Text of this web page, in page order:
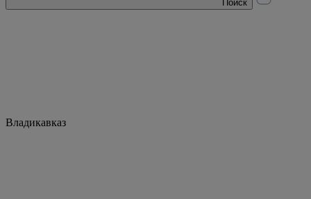
Поиск
Владикавказ